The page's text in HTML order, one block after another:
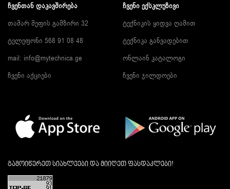
ᲩᲕᲔᲜᲗᲐᲜ ᲓᲐᲙᲐᲕᲨᲘᲠᲔᲑᲐ
თამარ მეფის გამზირი 32
ტელეფონი 568 91 08 48
mail: info@mytechnica.ge
ჩვენი აქციები
ᲩᲕᲔᲜᲘ ᲔᲥᲡᲙᲚᲣᲖᲘᲕᲘ
ტექნიკის ყიდვა ღამით
ტექნიკა განვადებით
ონლაინ კატალოგი
ჩვენი ჯილდოები
გამოიწერეთ სიახლეები და მიიღეთ ფასდაკლები!